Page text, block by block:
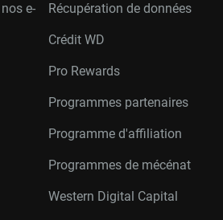
e-
Récupération de données
Crédit WD
Pro Rewards
Programmes partenaires
Programme d'affiliation
Programmes de mécénat
Western Digital Capital